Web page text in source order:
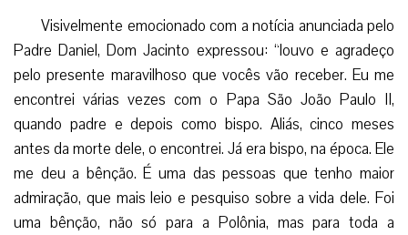
Visivelmente emocionado com a notícia anunciada pelo
Padre Daniel, Dom Jacinto expressou: “louvo e agradeço
pelo presente maravilhoso que vocês vão receber. Eu me
encontrei várias vezes com o Papa São João Paulo II,
quando padre e depois como bispo. Aliás, cinco meses
antes da morte dele, o encontrei. Já era bispo, na época. Ele
me deu a bênção. É uma das pessoas que tenho maior
admiração, que mais leio e pesquiso sobre a vida dele. Foi
uma bênção, não só para a Polônia, mas para toda a